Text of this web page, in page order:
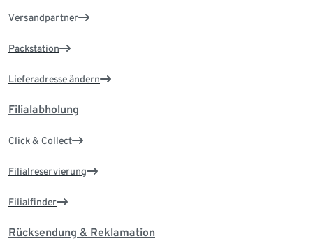
Versandpartner
Packstation
Lieferadresse ändern
Filialabholung
Click & Collect
Filialreservierung
Filialfinder
Rücksendung & Reklamation